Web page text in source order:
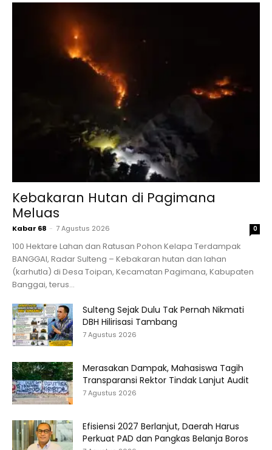
Kebakaran Hutan di Pagimana
Meluas
Kabar 68 - 7 Agustus 2026 0
100 Hektare Lahan dan Ratusan Pohon Kelapa Terdampak
BANGGAI, Radar Sulteng – Kebakaran hutan dan lahan
(karhutla) di Desa Toipan, Kecamatan Pagimana, Kabupaten
Banggai, terus...
Sulteng Sejak Dulu Tak Pernah Nikmati
DBH Hilirisasi Tambang
7 Agustus 2026
Merasakan Dampak, Mahasiswa Tagih
Transparansi Rektor Tindak Lanjut Audit
7 Agustus 2026
Efisiensi 2027 Berlanjut, Daerah Harus
Perkuat PAD dan Pangkas Belanja Boros